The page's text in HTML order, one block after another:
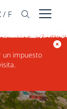
/ F Abrir
un impuesto